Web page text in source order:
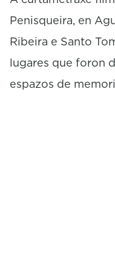
Penisqueira, en
Ribeira e Santo
lugares que foron
espazos de